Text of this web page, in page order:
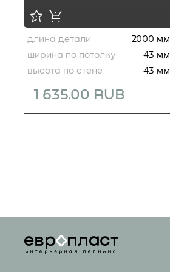
1 635.00 RUB
длина детали
2000 мм
ширина по потолку
43 мм
высота по стене
43 мм